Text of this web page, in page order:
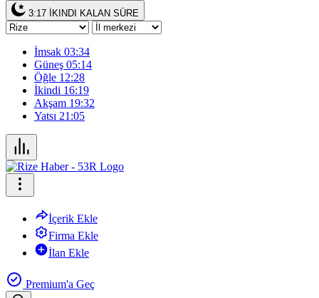
3:17 İKINDI KALAN SÜRE
İmsak 03:34
Güneş 05:14
Öğle 12:28
İkindi 16:19
Akşam 19:32
Yatsı 21:05
İçerik Ekle
Firma Ekle
İlan Ekle
Premium'a Geç